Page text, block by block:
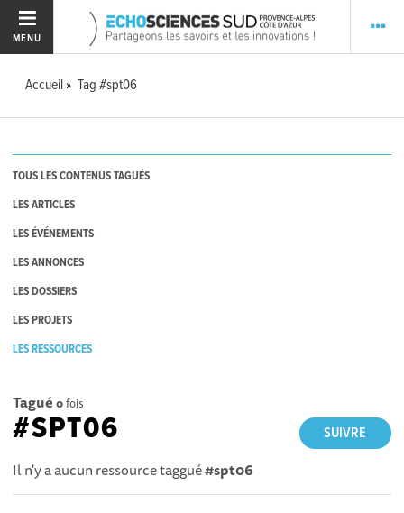
MENU
Accueil Tag #spt06
TOUS LES CONTENUS TAGUÉS
LES ARTICLES
LES ÉVÉNEMENTS
LES ANNONCES
LES DOSSIERS
LES PROJETS
LES RESSOURCES
Tagué 0fois
SUIVRE
#SPT06
Il n'y a aucun ressource taggué#spt06